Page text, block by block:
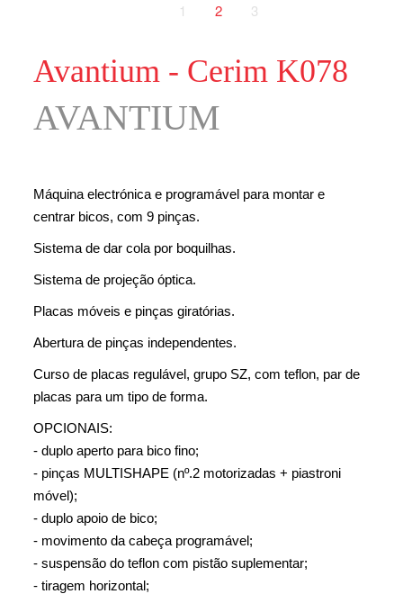
1 2 3
Avantium - Cerim K078
AVANTIUM
Máquina electrónica e programável para montar e
centrar bicos, com 9 pinças.
Sistema de dar cola por boquilhas.
Sistema de projeção óptica.
Placas móveis e pinças giratórias.
Abertura de pinças independentes.
Curso de placas regulável, grupo SZ, com teflon, par de
placas para um tipo de forma.
OPCIONAIS:
- duplo aperto para bico fino;
- pinças MULTISHAPE (nº.2 motorizadas + piastroni
móvel);
- duplo apoio de bico;
- movimento da cabeça programável;
- suspensão do teflon com pistão suplementar;
- tiragem horizontal;